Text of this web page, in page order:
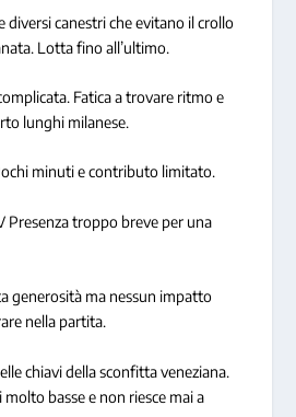
diversi canestri che evitano il crollo
Lotta fino all’ultimo.
Fatica a trovare ritmo e
lunghi milanese.
minuti e contributo limitato.
Presenza troppo breve per una
generosità ma nessun impatto
nella partita.
chiavi della sconfitta veneziana.
basse e non riesce mai a